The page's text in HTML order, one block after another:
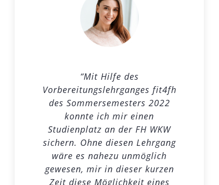
“Mit Hilfe des
Vorbereitungslehrganges fit4fh
des Sommersemesters 2022
konnte ich mir einen
Studienplatz an der FH WKW
sichern. Ohne diesen Lehrgang
wäre es nahezu unmöglich
gewesen, mir in dieser kurzen
Zeit diese Möglichkeit eines
„Die Lehrgänge „fit4fh“ sind ein
großartiges Programm. Durch
dieses Programm konnte ich in
kurzer Zeit die
Studienberechtigung für die
Fachhochschule erlangen. Das
gesamte Lehrpersonal ist sehr
freundlich und stets bemüht. Der
Unterricht wurde sehr
„I was lucky to have such a great teacher of
the course I’ve taken, who gave me all the help
I needed and was very responsive to his
students, caring to elaborate on any questions
asked and to repeat his explanation if
needed.“
Aabid